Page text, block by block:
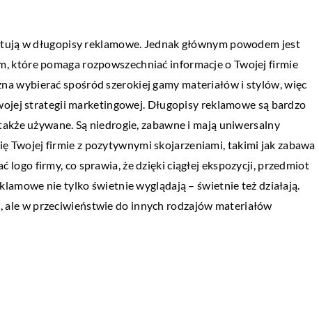
w długopisy reklamowe. Jednak głównym powodem jest
które pomaga rozpowszechniać informacje o Twojej firmie
wybierać spośród szerokiej gamy materiałów i stylów, więc
strategii marketingowej. Długopisy reklamowe są bardzo
używane. Są niedrogie, zabawne i mają uniwersalny
Twojej firmie z pozytywnymi skojarzeniami, takimi jak zabawa
logo firmy, co sprawia, że dzięki ciągłej ekspozycji, przedmiot
nie tylko świetnie wyglądają – świetnie też działają.
w przeciwieństwie do innych rodzajów materiałów
TECHNIKA I MOTORYZACJA
02 marca 2019
Popularne modele aut amerykańskich
Amerykańska motoryzacja w latach
siedemdziesiątych rozwijała się w zupełnie
innym kierunku, niż europejska. Kiedy